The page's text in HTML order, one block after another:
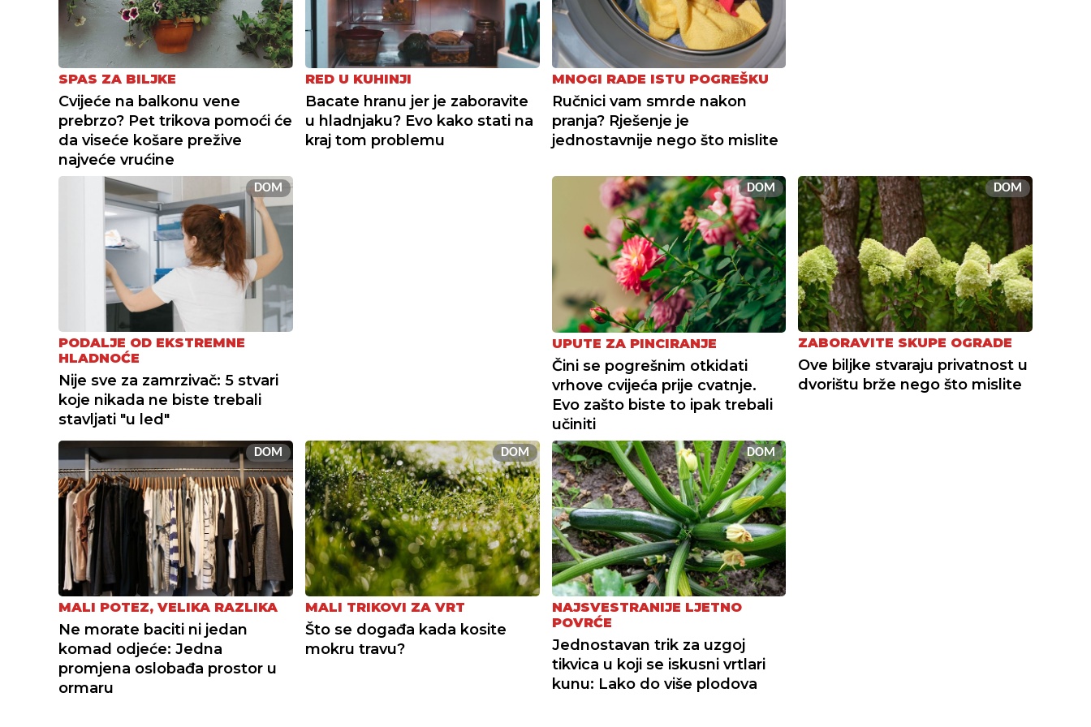
SPAS ZA BILJKE
Cvijeće na balkonu vene
prebrzo? Pet trikova pomoći će
da viseće košare prežive
najveće vrućine
RED U KUHINJI
Bacate hranu jer je zaboravite
u hladnjaku? Evo kako stati na
kraj tom problemu
MNOGI RADE ISTU POGREŠKU
Ručnici vam smrde nakon
pranja? Rješenje je
jednostavnije nego što mislite
DOM
PODALJE OD EKSTREMNE
HLADNOĆE
Nije sve za zamrzivač: 5 stvari
koje nikada ne biste trebali
stavljati "u led"
DOM
UPUTE ZA PINCIRANJE
Čini se pogrešnim otkidati
vrhove cvijeća prije cvatnje.
Evo zašto biste to ipak trebali
učiniti
DOM
ZABORAVITE SKUPE OGRADE
Ove biljke stvaraju privatnost u
dvorištu brže nego što mislite
DOM
MALI POTEZ, VELIKA RAZLIKA
Ne morate baciti ni jedan
komad odjeće: Jedna
promjena oslobađa prostor u
ormaru
DOM
MALI TRIKOVI ZA VRT
Što se događa kada kosite
mokru travu?
DOM
NAJSVESTRANIJE LJETNO
POVRĆE
Jednostavan trik za uzgoj
tikvica u koji se iskusni vrtlari
kunu: Lako do više plodova